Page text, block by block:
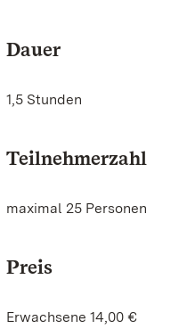
Dauer
1,5 Stunden
Teilnehmerzahl
maximal 25 Personen
Preis
Erwachsene 14,00 €